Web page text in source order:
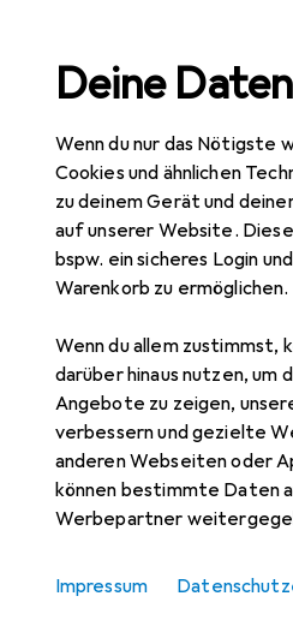
Deine
Wenn du nur das Nötigste
Cookies und ähnlichen
zu deinem Gerät und
auf unserer Website.
bspw. ein sicheres Login
Warenkorb zu ermöglichen.
Wenn du allem zustimmst,
darüber hinaus nutzen, um
Angebote zu zeigen,
verbessern und gezielte
anderen Webseiten oder
können bestimmte Daten
Werbepartner
Impressum
Gesamtsortiment